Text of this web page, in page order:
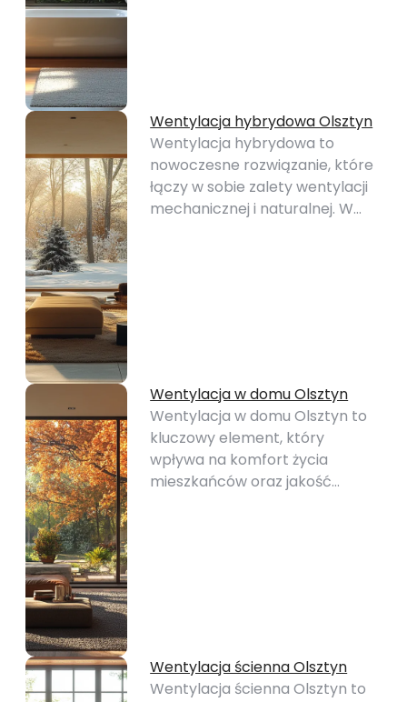
Wentylacja hybrydowa Olsztyn
Wentylacja hybrydowa to
nowoczesne rozwiązanie, które
łączy w sobie zalety wentylacji
mechanicznej i naturalnej. W…
Wentylacja w domu Olsztyn
Wentylacja w domu Olsztyn to
kluczowy element, który
wpływa na komfort życia
mieszkańców oraz jakość…
Wentylacja ścienna Olsztyn
Wentylacja ścienna Olsztyn to